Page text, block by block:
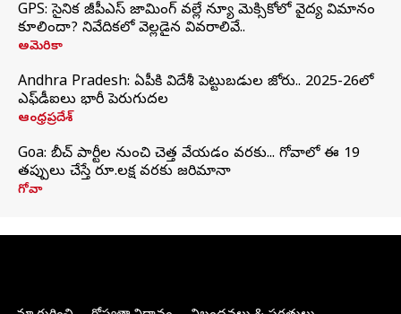
GPS: సైనిక జీపీఎస్ జామింగ్ వల్లే న్యూ మెక్సికోలో వైద్య విమానం
కూలిందా? నివేదికలో వెల్లడైన వివరాలివే..
అమెరికా
Andhra Pradesh: ఏపీకి విదేశీ పెట్టుబడుల జోరు.. 2025-26లో
ఎఫ్‌డీఐలు భారీ పెరుగుదల
ఆంధ్రప్రదేశ్
Goa: బీచ్ పార్టీల నుంచి చెత్త వేయడం వరకు... గోవాలో ఈ 19
తప్పులు చేస్తే రూ.లక్ష వరకు జరిమానా
గోవా